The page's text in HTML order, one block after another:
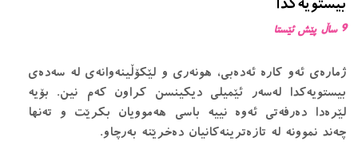
9 ساڵ پێش ئێستا
ژمارەی ئەو کارە ئەدەبی، ھونەری و لێکۆڵینەوانەی لە سەدەی
بیستویەکدا لەسەر ئێمیلی دیکینسن کراون کەم نین. بۆیە
لێرەدا دەرفەتی ئەوە نییە باسی ھەموویان بکرێت و تەنها
چەند نموونە لە تازەترینەکانیان دەخرێنە بەرچاو.